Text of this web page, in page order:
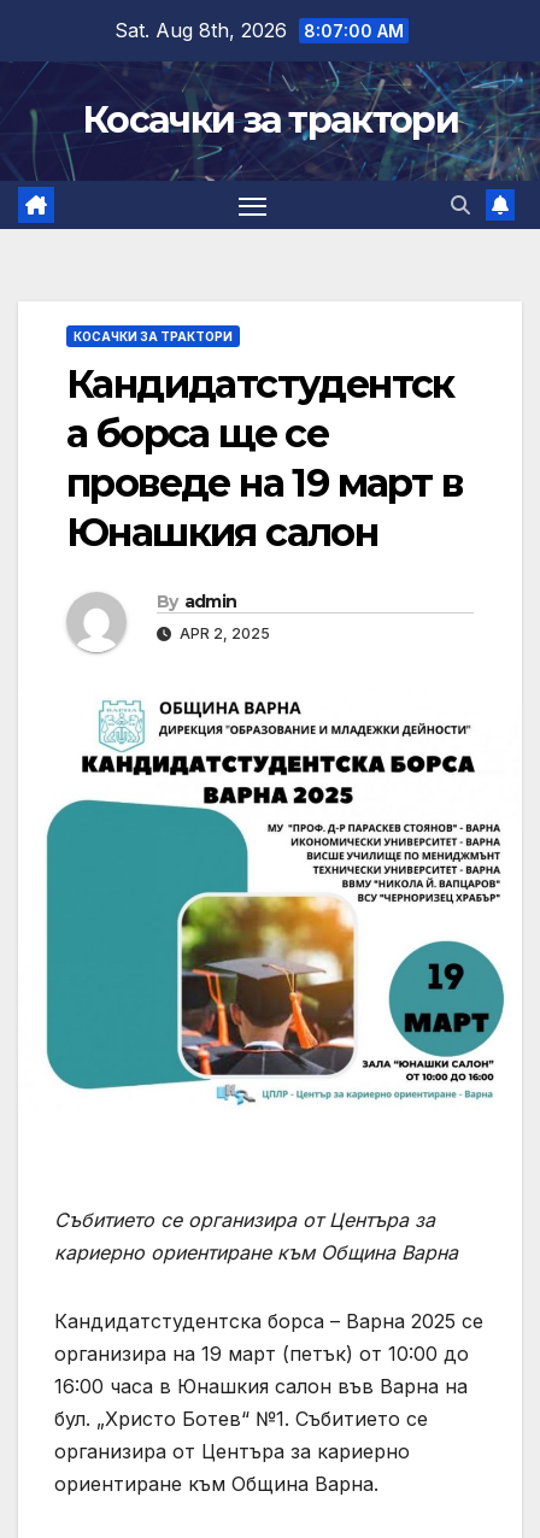
content
Sat. Aug 8th, 2026 8:07:00 AM
Косачки за трактори
КОСАЧКИ ЗА ТРАКТОРИ
Кандидатстудентск
а борса ще се
проведе на 19 март в
Юнашкия салон
By admin
APR 2, 2025
Събитието се организира от Центъра за
кариерно ориентиране към Община Варна
Кандидатстудентска борса – Варна 2025 се
организира на 19 март (петък) от 10:00 до
16:00 часа в Юнашкия салон във Варна на
бул. „Христо Ботев“ №1. Събитието се
организира от Центъра за кариерно
ориентиране към Община Варна.